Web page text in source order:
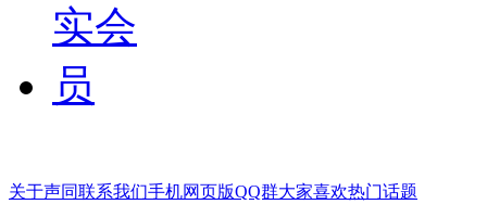
关于声同联系我们手机网页版QQ群大家喜欢热门话题